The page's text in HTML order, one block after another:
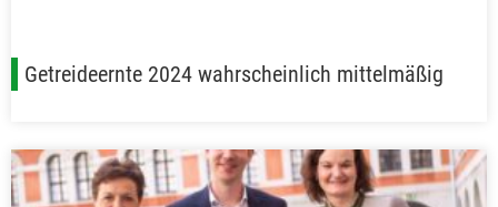
Getreideernte 2024 wahrscheinlich mittelmäßig